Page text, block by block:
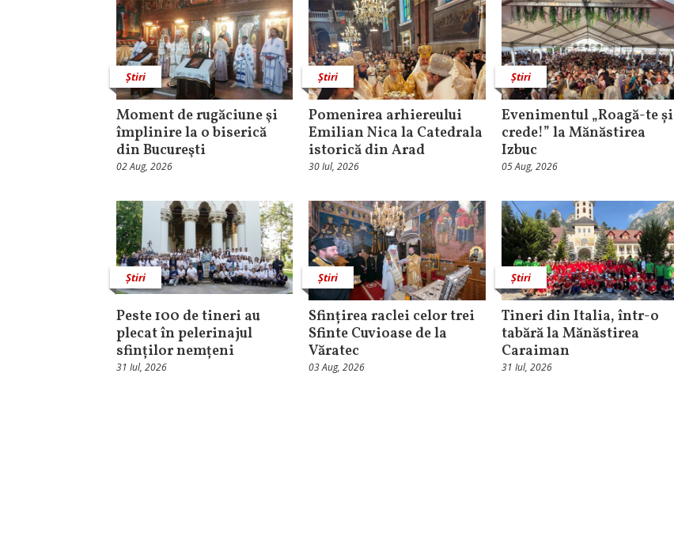
Știri
Moment de rugăciune şi
împlinire la o biserică
din Bucureşti
02 Aug, 2026
Știri
Pomenirea arhiereului
Emilian Nica la Catedrala
istorică din Arad
30 Iul, 2026
Știri
Evenimentul „Roagă-te și
crede!” la Mănăstirea
Izbuc
05 Aug, 2026
Știri
Peste 100 de tineri au
plecat în pelerinajul
sfinților nemțeni
31 Iul, 2026
Știri
Sfințirea raclei celor trei
Sfinte Cuvioase de la
Văratec
03 Aug, 2026
Știri
Tineri din Italia, într-o
tabără la Mănăstirea
Caraiman
31 Iul, 2026